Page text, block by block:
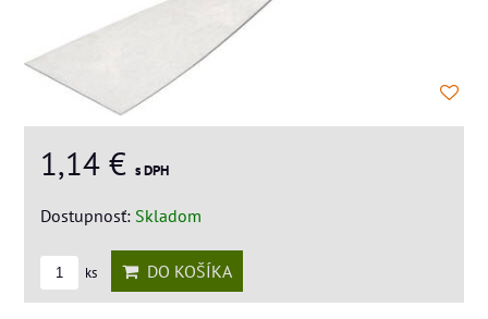
1,14 € s DPH
Dostupnosť: Skladom
ks DO KOŠÍKA